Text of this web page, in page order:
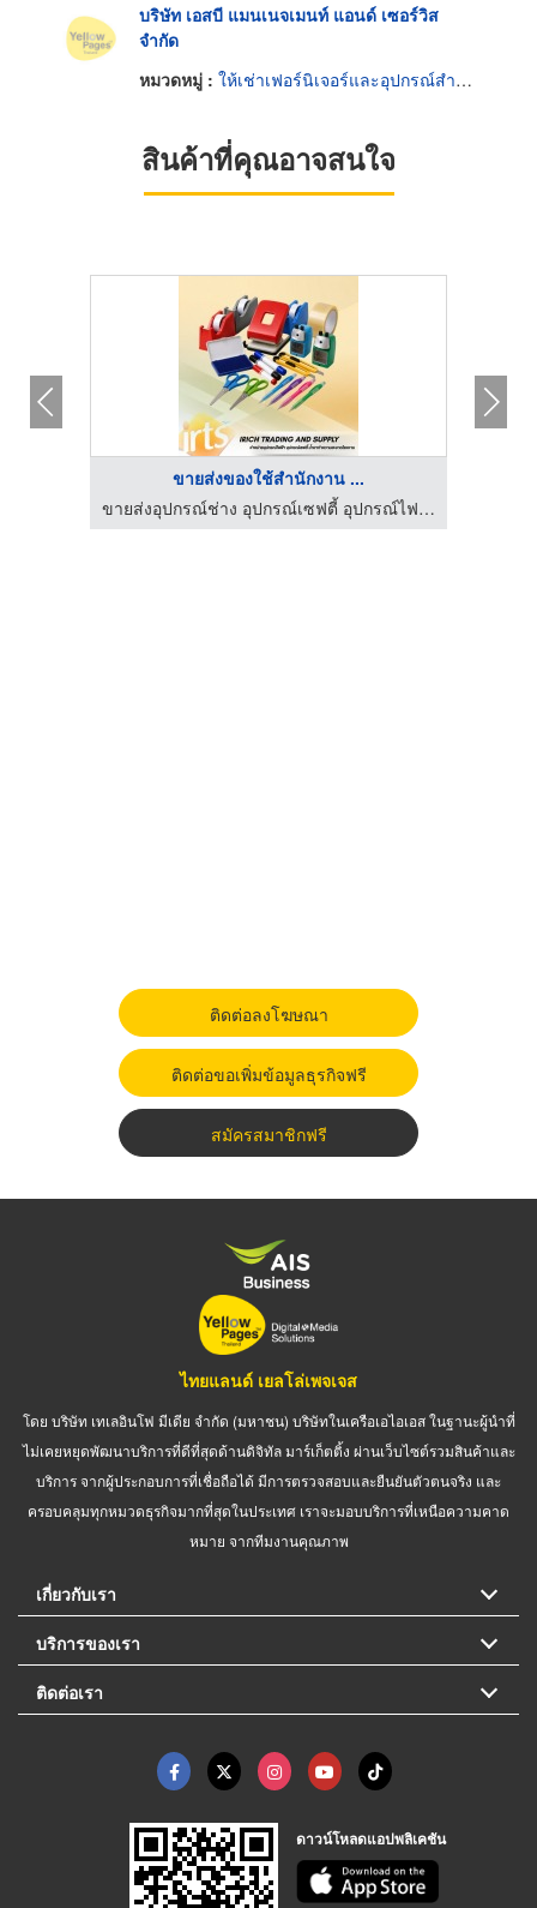
บริษัท เอสบี แมนเนจเมนท์ แอนด์ เซอร์วิส
จำกัด
หมวดหมู่ : ให้เช่าเฟอร์นิเจอร์และอุปกรณ์สำนักงาน
สินค้าที่คุณอาจสนใจ
ขายส่งของใช้สำนักงาน ...
ขายส่งอุปกรณ์ช่าง อุปกรณ์เซฟตี้ อุปกรณ์ไฟฟ้า - irichtrading
ติดต่อลงโฆษณา
ติดต่อขอเพิ่มข้อมูลธุรกิจฟรี
สมัครสมาชิกฟรี
ไทยแลนด์ เยลโล่เพจเจส
โดย บริษัท เทเลอินโฟ มีเดีย จำกัด (มหาชน) บริษัทในเครือเอไอเอส ในฐานะผู้นำที่
ไม่เคยหยุดพัฒนาบริการที่ดีที่สุดด้านดิจิทัล มาร์เก็ตติ้ง ผ่านเว็บไซต์รวมสินค้าและ
บริการ จากผู้ประกอบการที่เชื่อถือได้ มีการตรวจสอบและยืนยันตัวตนจริง และ
ครอบคลุมทุกหมวดธุรกิจมากที่สุดในประเทศ เราจะมอบบริการที่เหนือความคาด
หมาย จากทีมงานคุณภาพ
เกี่ยวกับเรา
บริการของเรา
ติดต่อเรา
ดาวน์โหลดแอปพลิเคชัน